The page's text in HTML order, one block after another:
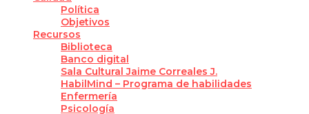
Política
Objetivos
Recursos
Biblioteca
Banco digital
Sala Cultural Jaime Correales J.
HabilMind – Programa de habilidades
Enfermería
Psicología